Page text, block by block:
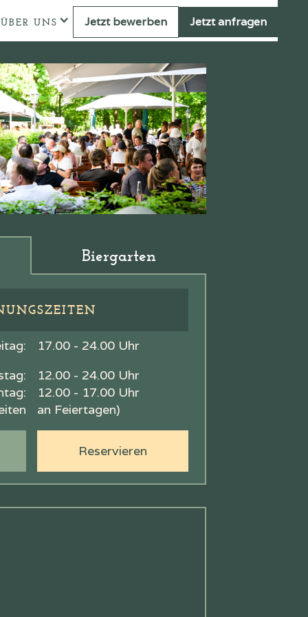
ÜBER UNS Jetzt bewerben Jetzt anfragen
Biergarten
17.00 - 24.00 Uhr
12.00 - 24.00 Uhr
12.00 - 17.00 Uhr
an Feiertagen)
Reservieren